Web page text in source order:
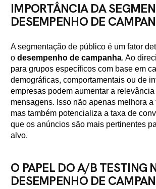
IMPORTÂNCIA DA
DESEMPENHO DE
A segmentação de público é um fator
o desempenho de campanha. Ao
para grupos específicos com base em
demográficas, comportamentais ou de
empresas podem aumentar a
mensagens. Isso não apenas melhora a
mas também potencializa a taxa de
que os anúncios são mais pertinentes
alvo.
O PAPEL DO A/B TESTING
DESEMPENHO DE